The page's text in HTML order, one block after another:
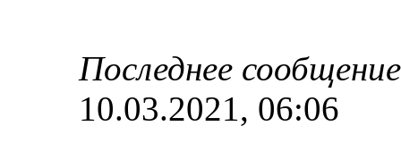
Последнее
10.03.2021, 06:06